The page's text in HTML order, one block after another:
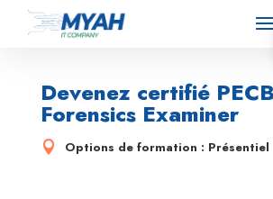
Devenez certifié
Forensics Examiner
 Options de formation : Présentiel